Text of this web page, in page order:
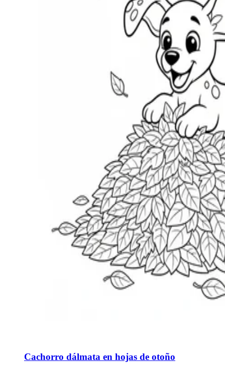
Cachorro dálmata en hojas de otoño